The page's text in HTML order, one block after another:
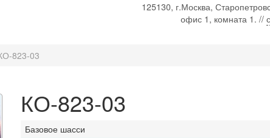
125130, г.Москва,
офис 1, комната 1. //
823-03
КО-823-03
Базовое шасси